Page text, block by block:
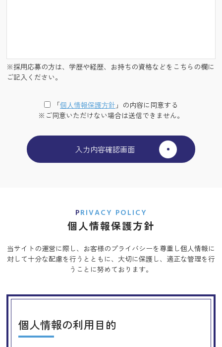
※採用応募の方は、学歴や経歴、お持ちの資格などをこちらの欄に
ご記入ください。
「個⼈情報保護⽅針 」の内容に同意する
※ご同意いただけない場合は送信できません。
PRIVACY POLICY
個人情報保護方針
当サイトの運営に際し、お客様のプライバシーを尊重し個人情報に
対して十分な配慮を行うとともに、 大切に保護し、適正な管理を行
うことに努めております。
個人情報の利用目的